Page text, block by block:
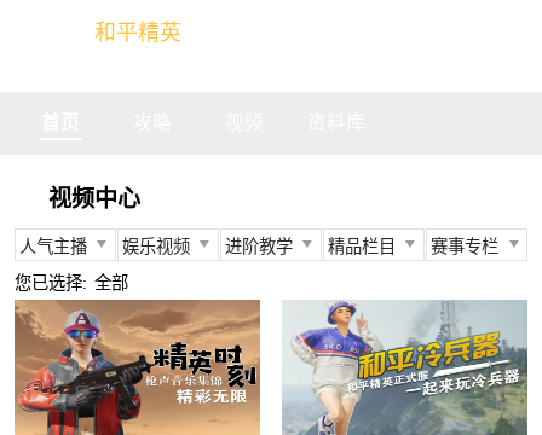
和平精英
视频中心
人气主播 娱乐视频 进阶教学 精品栏目 赛事专栏
所有
不求人
柔柔
难言
冬季
娱乐精英
情感电台
真人搞笑
带妹大作战
身法教学
武器装备
资源分布
操作意识
官方视频
燃烧吧大局观
盒子有话说
快来扶我
PEL
TGA
PEGI
您已选择: 全部